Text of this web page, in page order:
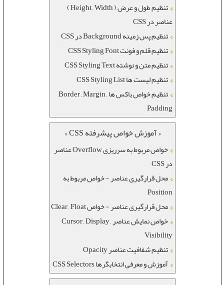
تنظیم طول و عرض ( Height , Width )
عناصر در CSS
تنظیم پس زمینه Background در CSS
تنظیم قلم و فونت CSS Styling Font
تنظیم متن و نوشته CSS Styling Text
تنظیم لیست ها CSS Styling List
تنظیم خواص باکس ها Border , Margin ,
Padding
« آموزش خواص پیشرفته CSS »
خواص مربوط به سرریزی Overflow عناصر
در CSS
محل قرارگیری عناصر - خواص مربوط به
Position
محل قرارگیری عناصر - خواص Clear , Float
خواص نمایش عناصر Cursor , Display ,
Visibility
تنظیم شفافیت عناصر Opacity
آموزش و معرفی انتخابگرها CSS Selectors